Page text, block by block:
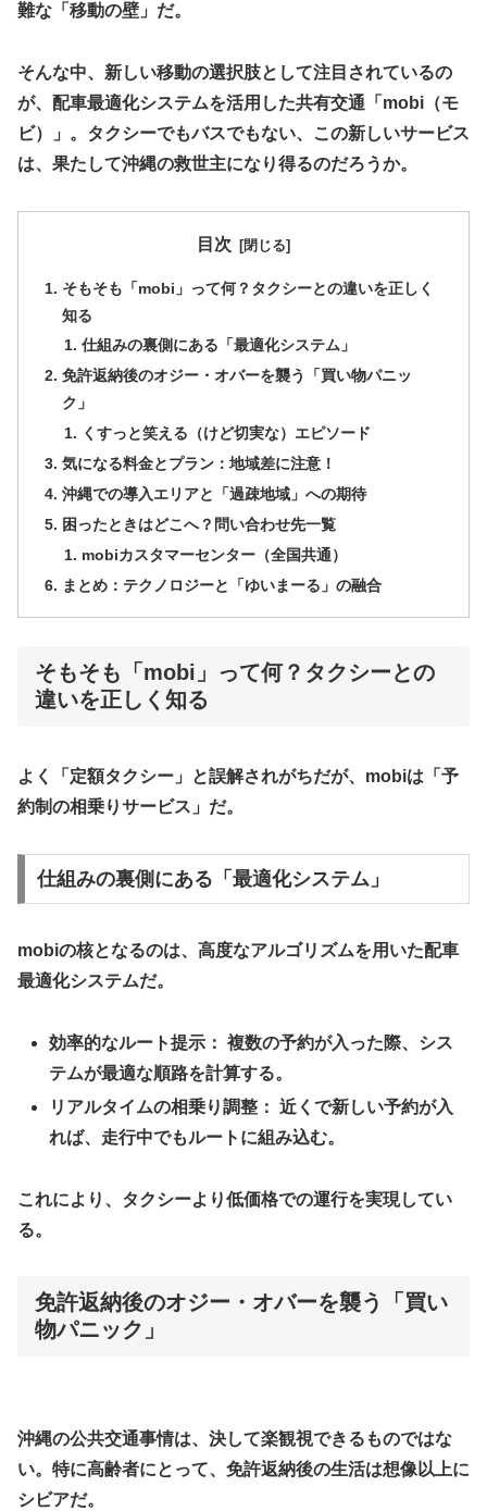
難な「移動の壁」だ。
​そんな中、新しい移動の選択肢として注目されているの
が、配車最適化システムを活用した共有交通「mobi（モ
ビ）」。タクシーでもバスでもない、この新しいサービス
は、果たして沖縄の救世主になり得るのだろうか。
目次
​そもそも「mobi」って何？タクシーとの違いを正しく
知る
​仕組みの裏側にある「最適化システム」
​免許返納後のオジー・オバーを襲う「買い物パニッ
ク」
​くすっと笑える（けど切実な）エピソード
​気になる料金とプラン：地域差に注意！
​沖縄での導入エリアと「過疎地域」への期待
​困ったときはどこへ？問い合わせ先一覧
​mobiカスタマーセンター（全国共通）
​まとめ：テクノロジーと「ゆいまーる」の融合
​そもそも「mobi」って何？タクシーとの
違いを正しく知る
​よく「定額タクシー」と誤解されがちだが、mobiは「予
約制の相乗りサービス」だ。
​仕組みの裏側にある「最適化システム」
​mobiの核となるのは、高度なアルゴリズムを用いた配車
最適化システムだ。
効率的なルート提示： 複数の予約が入った際、シス
テムが最適な順路を計算する。
リアルタイムの相乗り調整： 近くで新しい予約が入
れば、走行中でもルートに組み込む。
​これにより、タクシーより低価格での運行を実現してい
る。
​免許返納後のオジー・オバーを襲う「買い
物パニック」
​沖縄の公共交通事情は、決して楽観視できるものではな
い。特に高齢者にとって、免許返納後の生活は想像以上に
シビアだ。